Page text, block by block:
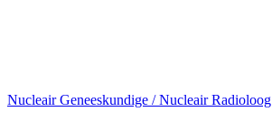
Nucleair Geneeskundige / Nucleair Radioloog